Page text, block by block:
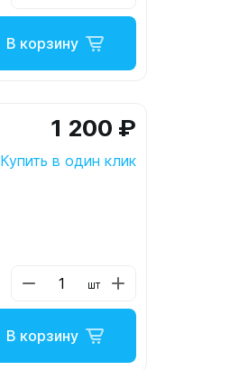
В корзину
1 200 ₽
Купить в один клик
шт
В корзину